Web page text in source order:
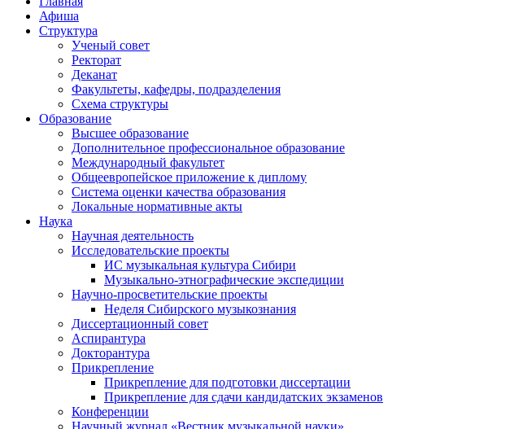
Новосибирская государственная консерватория имени М. И. Глинки
Новосибирская государственная консерватория имени М. И. Глинки —
году распоряжением совмина РСФСР и указом министерства
заведением в Сибири[2] и до сих пор остаётся единственным за
Глинки.
Афиша
Структура
Ученый совет
Ректорат
Деканат
Факультеты, кафедры, подразделения
Схема структуры
Образование
Высшее образование
Дополнительное профессиональное образование
Международный факультет
Общеевропейское приложение к диплому
Система оценки качества образования
Локальные нормативные акты
Наука
Научная деятельность
Исследовательские проекты
ИС музыкальная культура Сибири
Музыкально-этнографические экспедиции
Научно-просветительские проекты
Неделя Сибирского музыкознания
Диссертационный совет
Аспирантура
Докторантура
Прикрепление
Прикрепление для подготовки диссертации
Прикрепление для сдачи кандидатских экзаменов
Конференции
Научный журнал «Вестник музыкальной науки»